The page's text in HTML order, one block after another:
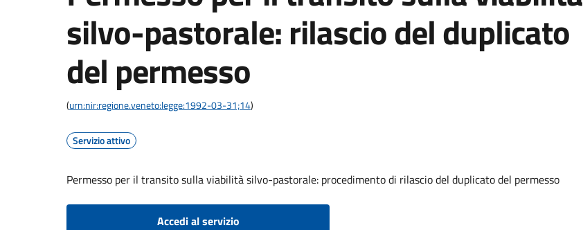
silvo-pastorale: rilascio del duplicato
del permesso
(urn:nir:regione.veneto:legge:1992-03-31;14)
Servizio attivo
Permesso per il transito sulla viabilità silvo-pastorale: procedimento di rilascio del duplicato del permesso
Accedi al servizio